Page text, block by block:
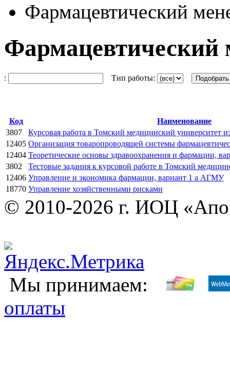
Фармацевтический
Фармацевтический
: Тип работы:
Код
Наименование
3807
Курсовая работа в Томский медицинский университет
12405 Организация товаропроводящей системы
12404 Теоретические основы здравоохранения и фармации,
3802
Тестовые задания к курсовой работе в Томский
12406 Управление и экономика фармации, вариант 1 а АГМУ
18770 Управление хозяйственными рисками
© 2010-2026 г. ИОЦ
Мы принимаем:
оплаты